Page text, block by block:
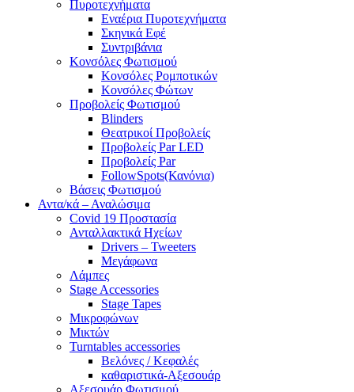
Πυροτεχνήματα
Εναέρια Πυροτεχνήματα
Σκηνικά Εφέ
Συντριβάνια
Κονσόλες Φωτισμού
Κονσόλες Ρομποτικών
Κονσόλες Φώτων
Προβολείς Φωτισμού
Blinders
Θεατρικοί Προβολείς
Προβολείς Par LED
Προβολείς Par
FollowSpots(Κανόνια)
Βάσεις Φωτισμού
Αντα/κά – Αναλώσιμα
Covid 19 Προστασία
Ανταλλακτικά Ηχείων
Drivers – Tweeters
Μεγάφωνα
Λάμπες
Stage Accessories
Stage Tapes
Μικροφώνων
Μικτών
Turntables accessories
Βελόνες / Κεφαλές
καθαριστικά-Αξεσουάρ
Αξεσουάρ Φωτισμού